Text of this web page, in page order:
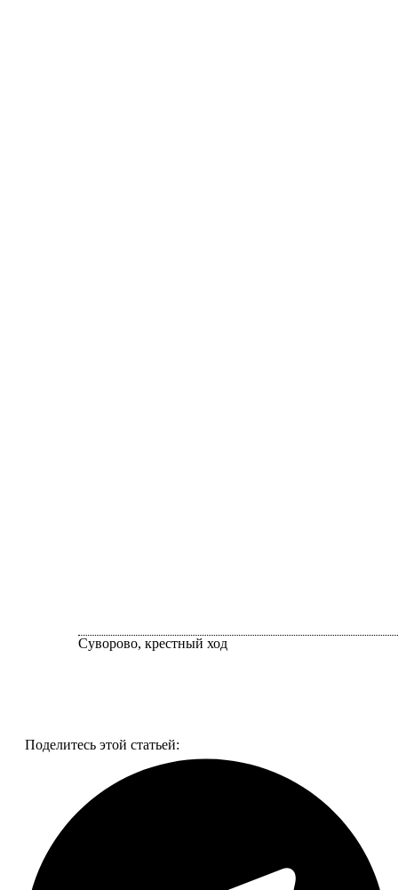
Суворово, крестный ход
Поделитесь этой статьей: